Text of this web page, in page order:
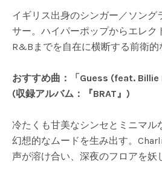
イギリス出身のシンガー／ソング
サー。ハイパーポップからエレク
R&Bまでを自在に横断する前衛的
おすすめ曲：「Guess (feat. Billie
(収録アルバム：『BRAT』)
冷たくも甘美なシンセとミニマル
幻想的なムードを生み出す。
声が溶け合い、深夜のフロアを妖